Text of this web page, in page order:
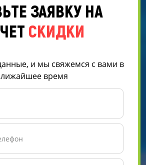
ЗАЯВКУ НА
СКИДКИ
и мы свяжемся с вами в
время